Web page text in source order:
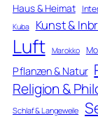
Haus & Heimat
Kuba Kunst &
Luft Marokko
Pflanzen & Natur
Religion &
Schlaf & Langeweile